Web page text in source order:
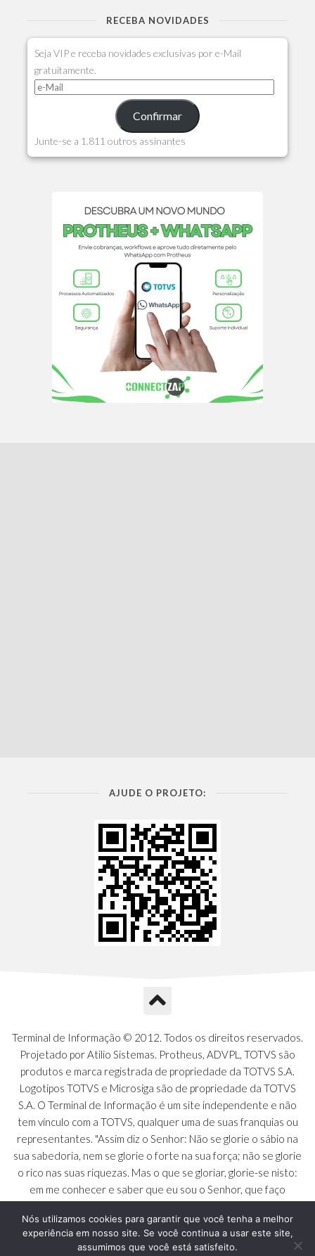
RECEBA NOVIDADES
Seja VIP e receba novidades exclusivas por e-Mail
gratuitamente.
Confirmar
Junte-se a 1.811 outros assinantes
AJUDE O PROJETO:
Terminal de Informação © 2012. Todos os direitos reservados.
Projetado por Atilio Sistemas. Protheus, ADVPL, TOTVS são
produtos e marca registrada de propriedade da TOTVS S.A.
Logotipos TOTVS e Microsiga são de propriedade da TOTVS
S.A. O Terminal de Informação é um site independente e não
tem vínculo com a TOTVS, qualquer uma de suas franquias ou
representantes. "Assim diz o Senhor: Não se glorie o sábio na
sua sabedoria, nem se glorie o forte na sua força; não se glorie
o rico nas suas riquezas. Mas o que se gloriar, glorie-se nisto:
em me conhecer e saber que eu sou o Senhor, que faço
Nós utilizamos cookies para garantir que você tenha a melhor
experiência em nosso site. Se você continua a usar este site,
assumimos que você está satisfeito.